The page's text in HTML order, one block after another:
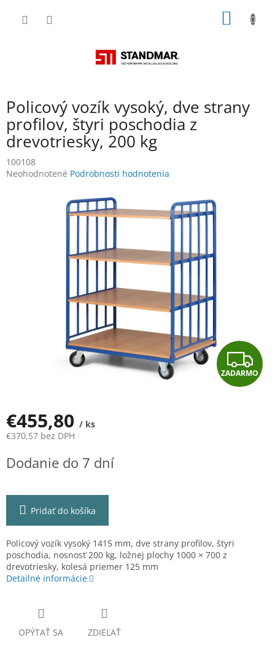
Policový vozík vysoký, dve strany
profilov, štyri poschodia z
drevotriesky, 200 kg
100108
Priemerné
Neohodnotené Podrobnosti hodnotenia
Z
A
ZADARMO
€455,80 / ks
€370,57 bez DPH
cena:
Dodanie do 7 dní
Pridať do košíka
Policový vozík vysoký 1415 mm, dve strany profilov, štyri
poschodia, nosnosť 200 kg, ložnej plochy 1000 × 700 z
drevotriesky, kolesá priemer 125 mm
Detailné informácie
OPÝTAŤ SA ZDIEĽAŤ